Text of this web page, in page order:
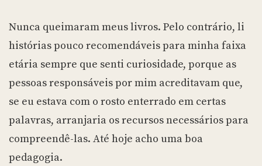
Nunca queimaram meus livros. Pelo contrário, li
histórias pouco recomendáveis para minha faixa
etária sempre que senti curiosidade, porque as
pessoas responsáveis por mim acreditavam que,
se eu estava com o rosto enterrado em certas
palavras, arranjaria os recursos necessários para
compreendê-las. Até hoje acho uma boa
pedagogia.